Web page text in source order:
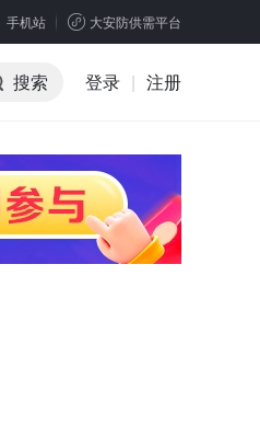
手机站 大安防供需平台
搜索 登录 | 注册